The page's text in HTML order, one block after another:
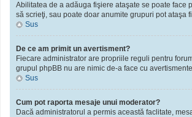
Abilitatea de a adăuga fişiere ataşate se poate face
să scrieţi, sau poate doar anumite grupuri pot ataşa
Sus
De ce am primit un avertisment?
Fiecare administrator are propriile reguli pentru
grupul phpBB nu are nimic de-a face cu
Sus
Cum pot raporta mesaje unui moderator?
Dacă administratorul a permis această faclitate,